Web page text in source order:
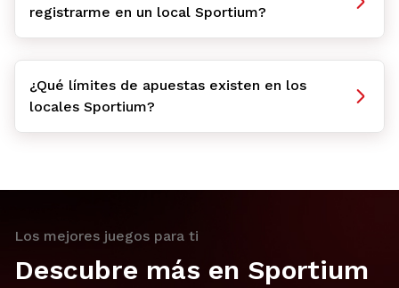
registrarme en un local Sportium?
¿Qué límites de apuestas existen en los
locales Sportium?
Los mejores juegos para ti
Descubre más en Sportium